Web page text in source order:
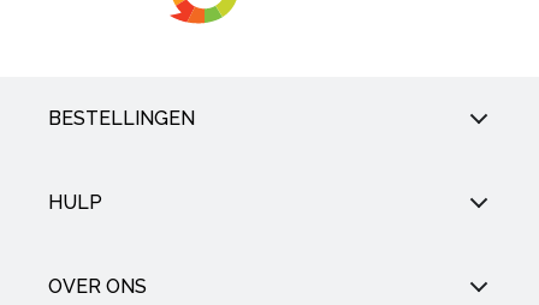
BESTELLINGEN
HULP
OVER ONS